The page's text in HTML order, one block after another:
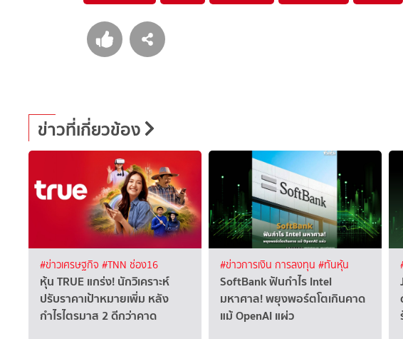
ข่าวที่เกี่ยวข้อง
#ข่าวเศรษฐกิจ #TNN ช่อง16
หุ้น TRUE แกร่ง! นักวิเคราะห์
ปรับราคาเป้าหมายเพิ่ม หลัง
กำไรไตรมาส 2 ดีกว่าคาด
#ข่าวการเงิน การลงทุน #ทันหุ้น
SoftBank ฟันกำไร Intel
มหาศาล! พยุงพอร์ตโตเกินคาด
แม้ OpenAI แผ่ว